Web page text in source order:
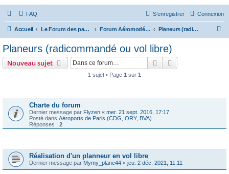
FAQ Connexion
S’enregistrer
Accueil Le Forum des passionnés d'aviation Forum Aéromodélisme Planeurs (radicommandé ou vol libre)
Planeurs (radicommandé ou vol libre)
Nouveau sujet Rechercher
1 sujet • Page 1 sur 1
Charte du forum
Dernier message par Flyzen « mer. 21 sept. 2016, 17:17
Posté dans Aéroports de Paris (CDG, ORY, BVA)
Réponses : 2
Réalisation d'un planneur en vol libre
Dernier message par Mymy_plane44 « jeu. 2 déc. 2021, 11:11